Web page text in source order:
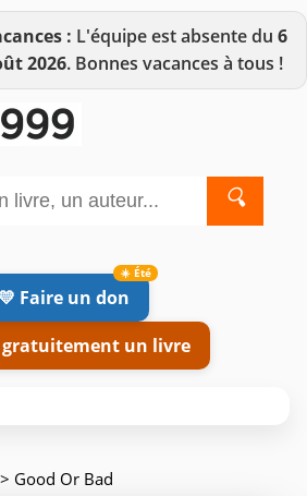
: L'équipe est absente du 6
2026. Bonnes vacances à tous !
🔍
💛 Faire un don
gratuitement un livre
> Good Or Bad